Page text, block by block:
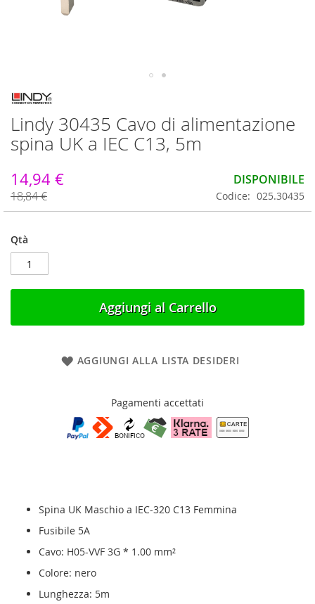
Vai
all'inizio
della
galleria
di
Lindy 30435 Cavo di alimentazione
spina UK a IEC C13, 5m
14,94 €
18,84 €
DISPONIBILE
Codice 025.30435
Qtà
Aggiungi al Carrello
AGGIUNGI ALLA LISTA DESIDERI
Pagamenti accettati
Spina UK Maschio a IEC-320 C13 Femmina
Fusibile 5A
Cavo: H05-VVF 3G * 1.00 mm²
Colore: nero
Lunghezza: 5m